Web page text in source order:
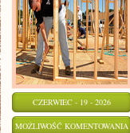
CZERWIEC - 19 - 2026
MOŻLIWOŚĆ KOMENTOWANIA